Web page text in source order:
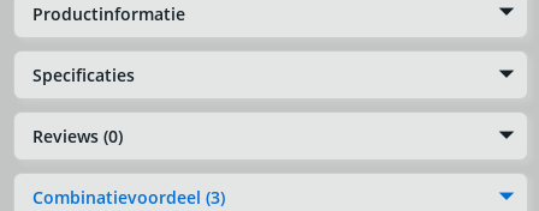
Productinformatie
Specificaties
Reviews (0)
Combinatievoordeel (3)